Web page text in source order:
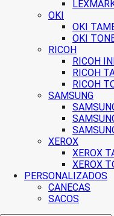
OKI
OKI
OKI
RICOH
RICOH
RICOH
RICOH
SAMSUNG
XEROX
XEROX
XEROX
PERSONALIZADOS
CANECAS
SACOS